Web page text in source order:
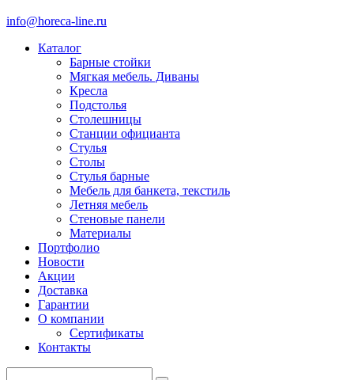
info@horeca-line.ru
Каталог
Барные стойки
Мягкая мебель. Диваны
Кресла
Подстолья
Столешницы
Станции официанта
Стулья
Столы
Стулья барные
Мебель для банкета, текстиль
Летняя мебель
Стеновые панели
Материалы
Портфолио
Новости
Акции
Доставка
Гарантии
О компании
Сертификаты
Контакты